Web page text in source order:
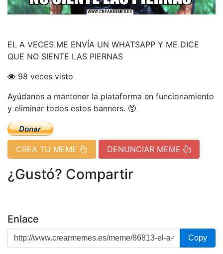
EL A VECES ME ENVÍA UN WHATSAPP Y ME DICE
QUE NO SIENTE LAS PIERNAS
98 veces visto
Ayúdanos a mantener la plataforma en funcionamiento
y eliminar todos estos banners. 🥺
CREA TU MEME DENUNCIAR MEME
¿Gustó? Compartir
Enlace
Copy